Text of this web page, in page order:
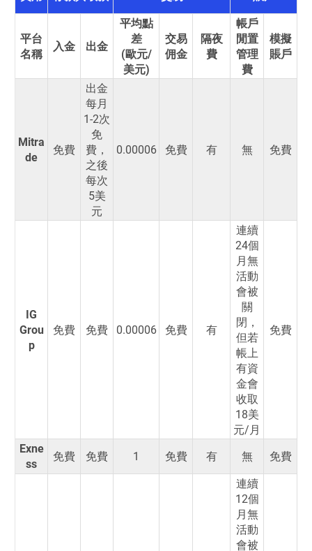
平台
名稱
入金 出金
平均點
差
(歐元/
美元)
交易
佣金
隔夜
費
帳戶
閒置
管理
費
模擬
賬戶
Mitra
de
免費
出金
每月
1-2次
免
費，
之後
每次
5美
元
0.00006 免費 有 無 免費
IG
Grou
p
免費 免費 0.00006 免費 有
連續
24個
月無
活動
會被
關
閉，
但若
帳上
有資
金會
收取
18美
元/月
免費
Exne
ss
免費 免費 1 免費 有 無 免費
連續
12個
月無
活動
會被